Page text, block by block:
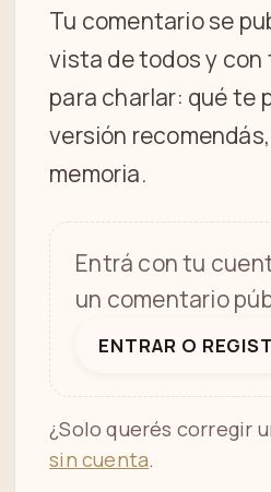
Tu comentario se
vista de todos y con
para charlar: qué te
versión
memoria.
Entrá con tu
un comentario
ENTRAR O
¿Solo querés corregir
sin cuenta.